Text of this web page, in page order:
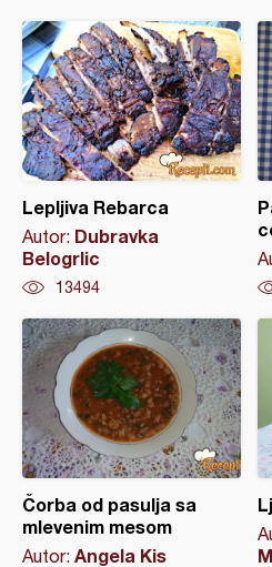
Lepljiva Rebarca
Autor: Dubravka
Belogrlic
13494
Čorba od pasulja sa
mlevenim mesom
Autor: Angela Kis